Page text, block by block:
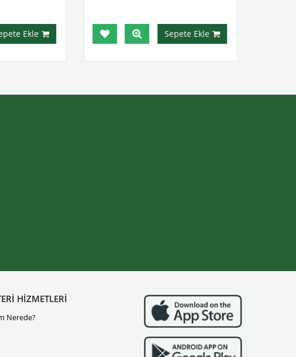
Ekle Sepete Ekle
HİZMETLERİ
Nerede?